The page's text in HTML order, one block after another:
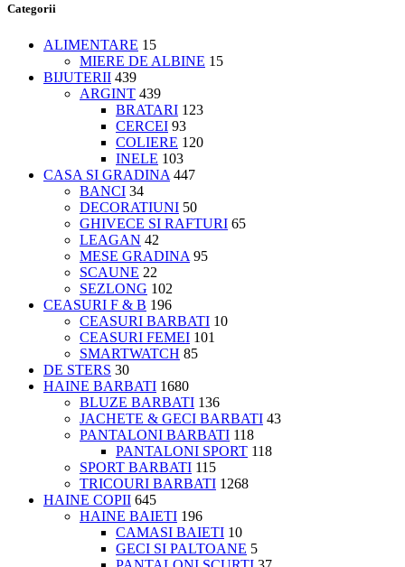
Categorii
ALIMENTARE 15
MIERE DE ALBINE 15
BIJUTERII 439
ARGINT 439
BRATARI 123
CERCEI 93
COLIERE 120
INELE 103
CASA SI GRADINA 447
BANCI 34
DECORATIUNI 50
GHIVECE SI RAFTURI 65
LEAGAN 42
MESE GRADINA 95
SCAUNE 22
SEZLONG 102
CEASURI F & B 196
CEASURI BARBATI 10
CEASURI FEMEI 101
SMARTWATCH 85
DE STERS 30
HAINE BARBATI 1680
BLUZE BARBATI 136
JACHETE & GECI BARBATI 43
PANTALONI BARBATI 118
PANTALONI SPORT 118
SPORT BARBATI 115
TRICOURI BARBATI 1268
HAINE COPII 645
HAINE BAIETI 196
CAMASI BAIETI 10
GECI SI PALTOANE 5